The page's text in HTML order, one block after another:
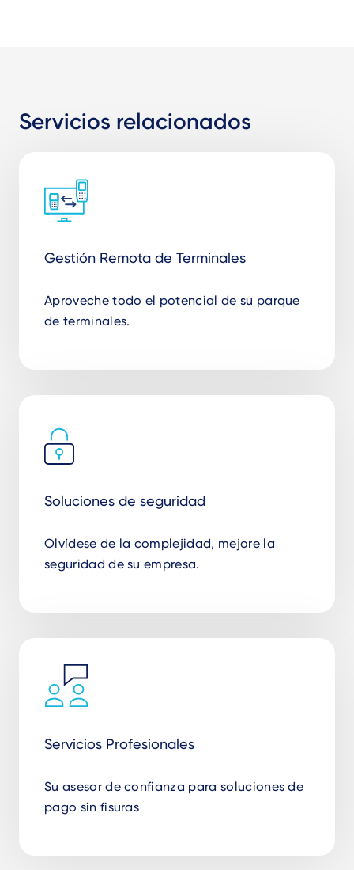
Servicios relacionados
Gestión Remota de Terminales
Aproveche todo el potencial de su parque
de terminales.
Soluciones de seguridad
Olvídese de la complejidad, mejore la
seguridad de su empresa.
Servicios Profesionales
Su asesor de confianza para soluciones de
pago sin fisuras